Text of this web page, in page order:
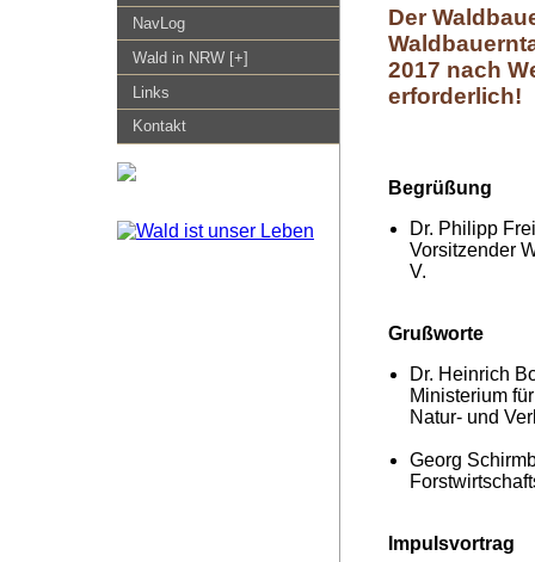
NavLog
Wald in NRW [+]
Links
Kontakt
Der
2017 nach
erforderlich!
Begrüßung
Dr. Philipp
Vorsitzender
V.
Grußworte
Dr. Heinrich
Ministerium
Natur- und
Georg
Impulsvortrag